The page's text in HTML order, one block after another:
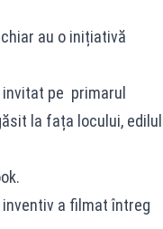
au o inițiativă
invitat pe primarul
la fața locului, edilul
a filmat întreg